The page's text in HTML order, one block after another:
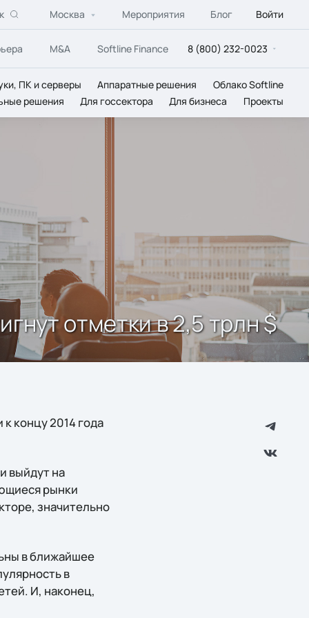
Москва Мероприятия Блог Войти
M&A Softline Finance 8 (800) 232-0023
ПК и серверы Аппаратные решения
Облако Softline
решения Для госсектора Для бизнеса Проекты
отметки в 2,5 трлн $
концу 2014 года
выйдут на
рынки
значительно
в ближайшее
в
И, наконец,